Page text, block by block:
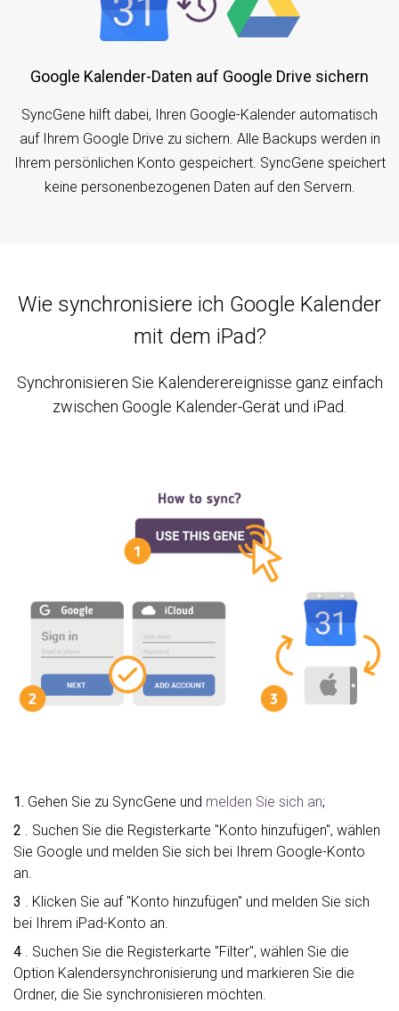
Google Kalender-Daten auf Google Drive sichern
SyncGene hilft dabei, Ihren Google-Kalender automatisch
auf Ihrem Google Drive zu sichern. Alle Backups werden in
Ihrem persönlichen Konto gespeichert. SyncGene speichert
keine personenbezogenen Daten auf den Servern.
Wie synchronisiere ich Google Kalender
mit dem iPad?
Synchronisieren Sie Kalenderereignisse ganz einfach
zwischen Google Kalender-Gerät und iPad.
1. Gehen Sie zu SyncGene und melden Sie sich an;
2 . Suchen Sie die Registerkarte "Konto hinzufügen", wählen
Sie Google und melden Sie sich bei Ihrem Google-Konto
an.
3 . Klicken Sie auf "Konto hinzufügen" und melden Sie sich
bei Ihrem iPad-Konto an.
4 . Suchen Sie die Registerkarte "Filter", wählen Sie die
Option Kalendersynchronisierung und markieren Sie die
Ordner, die Sie synchronisieren möchten.